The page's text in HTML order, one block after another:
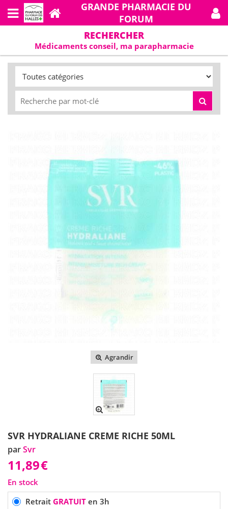
GRANDE PHARMACIE DU
FORUM
RECHERCHER
Médicaments conseil, ma parapharmacie
Agrandir
SVR HYDRALIANE CREME RICHE 50ML
parSvr
11,89€
En stock
Retrait GRATUITen 3h